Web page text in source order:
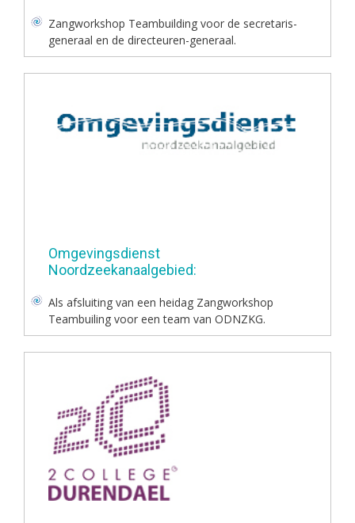
Zangworkshop Teambuilding voor de secretaris-
generaal en de directeuren-generaal.
Omgevingsdienst
Noordzeekanaalgebied:
Als afsluiting van een heidag Zangworkshop
Teambuiling voor een team van ODNZKG.